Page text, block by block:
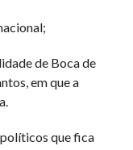
de Boca de
em que a
que fica